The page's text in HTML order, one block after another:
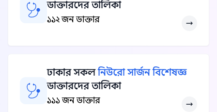
ডাক্তারদের তালিকা
১১২ জন ডাক্তার
ঢাকার সকলনিউরো সার্জন বিশেষজ্ঞ
ডাক্তারদের তালিকা
১১১ জন ডাক্তার